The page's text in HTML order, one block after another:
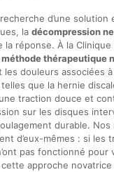
d’une solution
la décompression
réponse. À la Clinique
méthode thérapeutique
les douleurs associées
que la hernie
traction douce et
sur les disques
durable. Nos
d’eux-mêmes : si les
pas fonctionné pour
cette approche